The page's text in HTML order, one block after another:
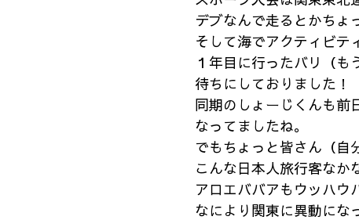
デブなんで走るとかちょ
そして海でアクティビテ
１年目に行ったバリ（
待ちにしておりました！
同期のしょーじくんも前
なってましたね。
でもちょっと皆さん（自
こんな日本人旅行客なか
アロエババアもウッハウ
なにより関東に異動にな